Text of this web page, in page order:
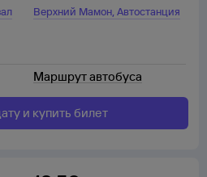
Верхний Мамон,Автостанция
Маршрут автобуса
и купить билет